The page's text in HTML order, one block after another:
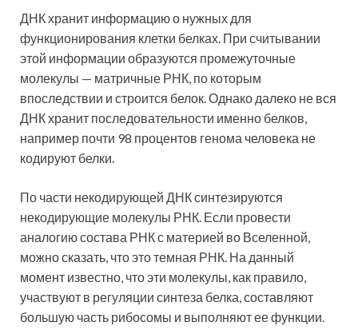
ДНК хранит информацию о нужных для
функционирования клетки белках. При считывании
этой информации образуются промежуточные
молекулы — матричные РНК, по которым
впоследствии и строится белок. Однако далеко не вся
ДНК хранит последовательности именно белков,
например почти 98 процентов генома человека не
кодируют белки.
По части некодирующей ДНК синтезируются
некодирующие молекулы РНК. Если провести
аналогию состава РНК с материей во Вселенной,
можно сказать, что это темная РНК. На данный
момент известно, что эти молекулы, как правило,
участвуют в регуляции синтеза белка, составляют
большую часть рибосомы и выполняют ее функции.